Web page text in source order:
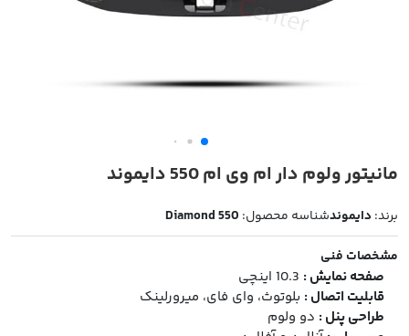
مانیتور ولوم دار ام وی ام 550 دایموند
برند: دایموندشناسه محصول: Diamond 550
مشخصات فنی
صفحه نمایش : 10.3 اینچی
قابلیت اتصال : بلوتوث، وای فای، میرورلینک
طراحی پنل : دو ولوم